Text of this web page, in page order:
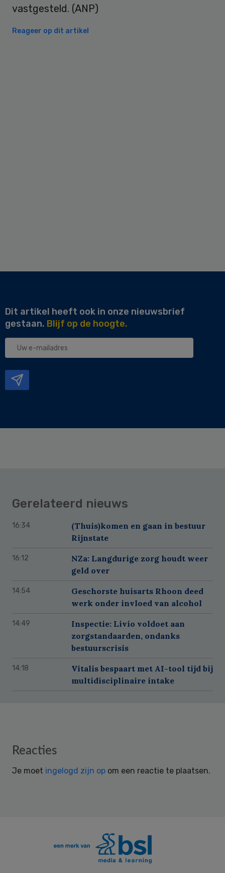
vastgesteld. (ANP)
Reageer op dit artikel
Dit artikel heeft ook in onze nieuwsbrief
gestaan. Blijf op de hoogte.
Uw
Gerelateerd nieuws
16:34
(Thuis)komen en gaan in bestuur
Rijnstate
16:12
NZa: Langdurige zorg houdt weer
geld over
14:54
Geschorste huisarts Rhoon deed
werk onder invloed van alcohol
14:49
Inspectie: Livio voldoet aan
zorgstandaarden, ondanks
bestuurscrisis
14:18
Vitalis bespaart met AI-tool tijd bij
multidisciplinaire intake
Reader
Reacties
Je moet ingelogd zijn op om een reactie te plaatsen.